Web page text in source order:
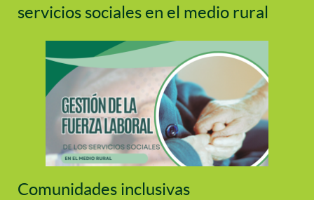
servicios sociales en el medio rural
Comunidades inclusivas